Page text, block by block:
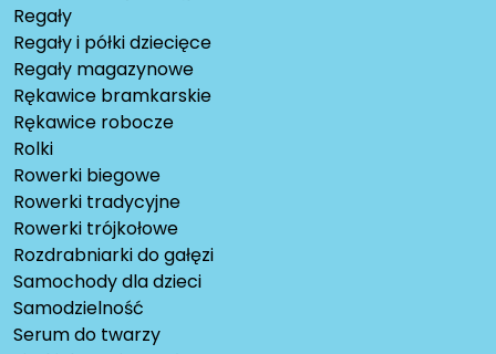
Regały
Regały i półki dziecięce
Regały magazynowe
Rękawice bramkarskie
Rękawice robocze
Rolki
Rowerki biegowe
Rowerki tradycyjne
Rowerki trójkołowe
Rozdrabniarki do gałęzi
Samochody dla dzieci
Samodzielność
Serum do twarzy